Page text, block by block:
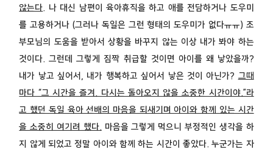
않는다 . 나 대신 남편이 육아휴직을 하고 애를 전담하거나 도우미
를 고용하거나 (그러나 독일은 그런 형태의 도우미가 없다ㅠㅠ) 조
부모님의 도움을 받아서 상황을 바꾸지 않는 이상 내가 봐야 하는
것이다. 그런데 그렇게 짐짝 취급할 것이면 아이를 왜 낳았을까?
내가 낳고 싶어서, 내가 행복하고 싶어서 낳은 것이 아닌가? 그때
마다 “그 시간을 즐겨. 다시는 돌아오지 않을 소중한 시간이야.”라
고 했던 독일 육아 선배의 마음을 되새기며 아이와 함께 있는 시간
을 소중히 여기려 했다.
마음을 그렇게 먹으니 부정적인 생각을 하
지 않게 되었고 정말 아이와 함께 하는 시간이 좋았다. 누군가는 자